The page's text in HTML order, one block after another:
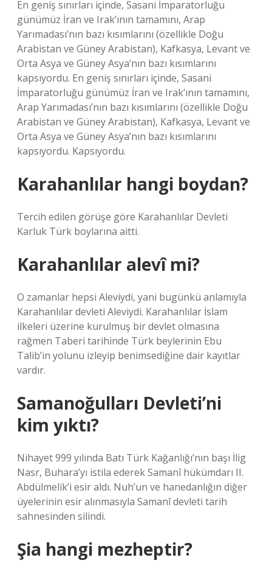
En geniş sınırları içinde, Sasani İmparatorluğu
günümüz İran ve Irak’ının tamamını, Arap
Yarımadası’nın bazı kısımlarını (özellikle Doğu
Arabistan ve Güney Arabistan), Kafkasya, Levant ve
Orta Asya ve Güney Asya’nın bazı kısımlarını
kapsıyordu. En geniş sınırları içinde, Sasani
İmparatorluğu günümüz İran ve Irak’ının tamamını,
Arap Yarımadası’nın bazı kısımlarını (özellikle Doğu
Arabistan ve Güney Arabistan), Kafkasya, Levant ve
Orta Asya ve Güney Asya’nın bazı kısımlarını
kapsıyordu. Kapsıyordu.
Karahanlılar hangi boydan?
Tercih edilen görüşe göre Karahanlılar Devleti
Karluk Türk boylarına aitti.
Karahanlılar alevî mi?
O zamanlar hepsi Aleviydi, yani bugünkü anlamıyla
Karahanlılar devleti Aleviydi. Karahanlılar İslam
ilkeleri üzerine kurulmuş bir devlet olmasına
rağmen Taberi tarihinde Türk beylerinin Ebu
Talib’in yolunu izleyip benimsediğine dair kayıtlar
vardır.
Samanoğulları Devleti’ni
kim yıktı?
Nihayet 999 yılında Batı Türk Kağanlığı’nın başı İlig
Nasr, Buhara’yı istila ederek Samanî hükümdarı II.
Abdülmelik’i esir aldı. Nuh’un ve hanedanlığın diğer
üyelerinin esir alınmasıyla Samanî devleti tarih
sahnesinden silindi.
Şia hangi mezheptir?